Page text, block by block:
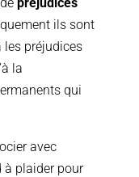
ils sont
les préjudices
la
qui
avec
à plaider pour